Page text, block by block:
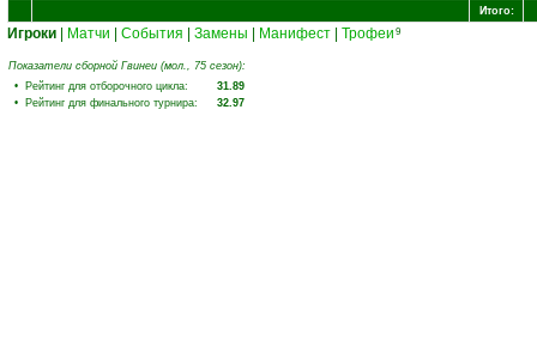
Итого:
Игроки Матчи События Замены Манифест Трофеи 9
Показатели сборной Гвинеи (мол., 75 сезон):
• Рейтинг для отборочного цикла:
31.89
• Рейтинг для финального турнира:
32.97